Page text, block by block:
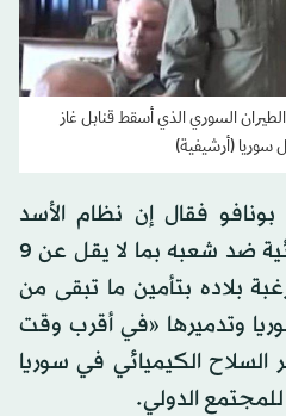
قائد ﺍﻟﻠﻮﺍﺀ 50 ﺳﻼﺡ ﺍﻟﻄﻴﺮﺍﻥ السوري الذي أسقط قنابل غاز
سوريا (أرشيفية)
فقال إن نظام الأسد
استخدم الأسلحة الكيميائية ضد شعبه بما لا يقل عن 9
بلاده بتأمين ما تبقى من
وتدميرها «في أقرب وقت
السلاح الكيميائي في سوريا
الدولي.